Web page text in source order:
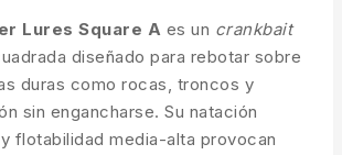
Lures Square A es un crankbait
diseñado para rebotar sobre
duras como rocas, troncos y
sin engancharse. Su natación
flotabilidad media-alta provocan